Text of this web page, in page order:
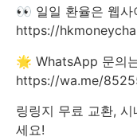
👀 일일 환율은 웹사
https://
🌟 WhatsApp 문의
https://wa.me/
링링지 무료 교환,
세요!